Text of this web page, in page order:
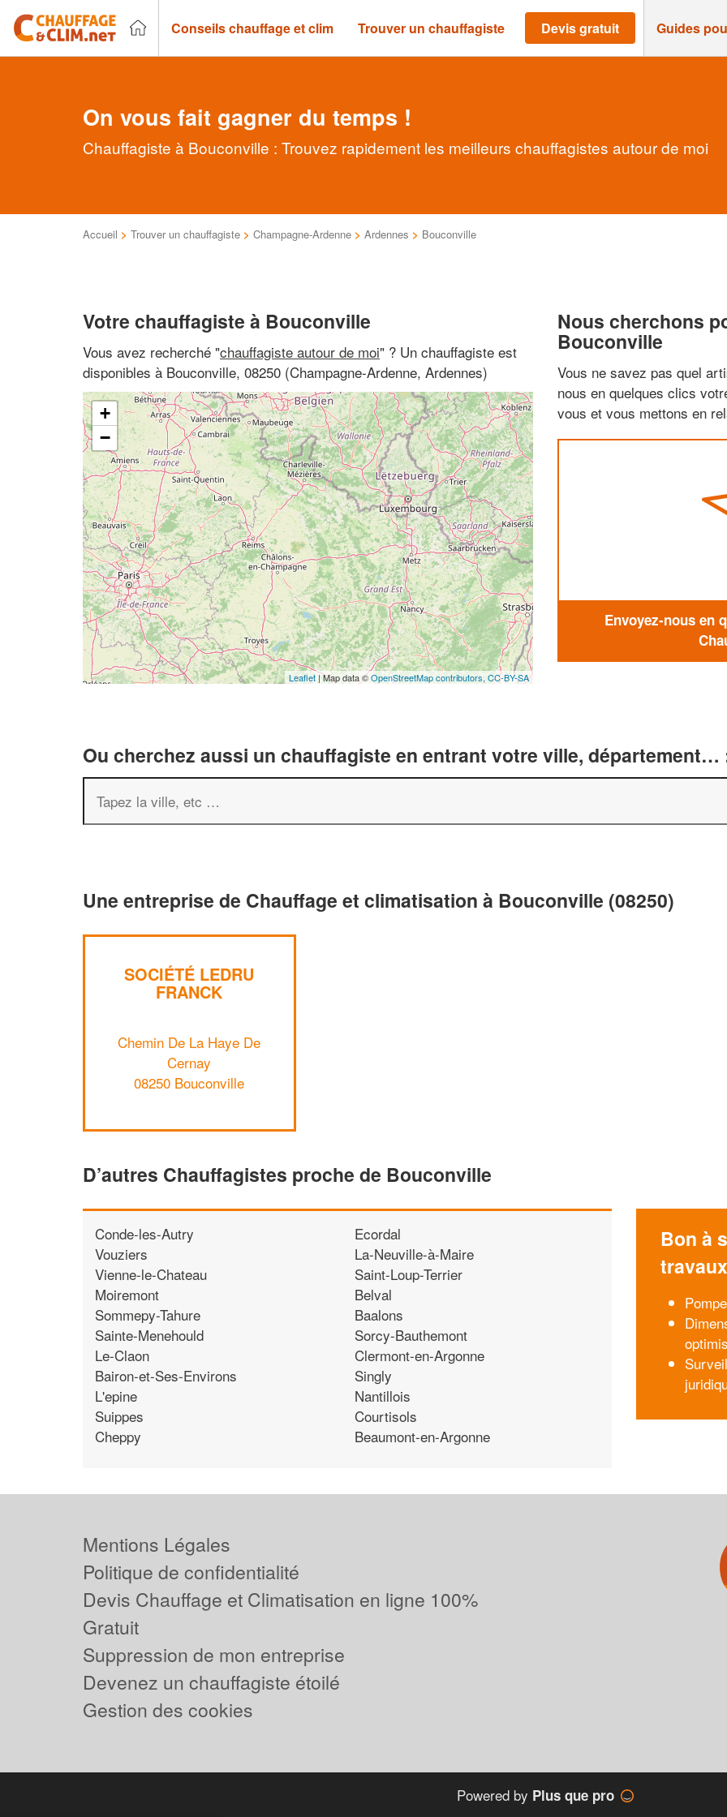
Conseils chauffage et clim Trouver un chauffagiste Devis gratuit Guides
On vous fait gagner du temps !
Chauffagiste à Bouconville : Trouvez rapidement les meilleurs chauffagistes autour de moi
Accueil > Trouver un chauffagiste > Champagne-Ardenne > Ardennes > Bouconville
Votre chauffagiste à Bouconville
Vous avez recherché "chauffagiste autour de moi" ? Un chauffagiste est
disponibles à Bouconville, 08250 (Champagne-Ardenne, Ardennes)
+
−
Leaflet| Map data ©OpenStreetMap contributors, CC-BY-SA
Nous cherchons
Bouconville
Vous ne savez pas quel
nous en quelques clics
vous et vous mettons en
Envoyez-nous en
Ou cherchez aussi un chauffagiste en entrant votre ville, département…
Une entreprise de Chauffage et climatisation à Bouconville (08250)
SOCIÉTÉ LEDRU
FRANCK
Chemin De La Haye De
Cernay
08250 Bouconville
D’autres Chauffagistes proche de Bouconville
Conde-les-Autry
Vouziers
Vienne-le-Chateau
Moiremont
Sommepy-Tahure
Sainte-Menehould
Le-Claon
Bairon-et-Ses-Environs
L'epine
Suippes
Cheppy
Ecordal
La-Neuville-à-Maire
Saint-Loup-Terrier
Belval
Baalons
Sorcy-Bauthemont
Clermont-en-Argonne
Singly
Nantillois
Courtisols
Beaumont-en-Argonne
Bon à
travaux
Mentions Légales
Politique de confidentialité
Devis Chauffage et Climatisation en ligne 100%
Gratuit
Suppression de mon entreprise
Devenez un chauffagiste étoilé
Gestion des cookies
Powered by Plus que pro